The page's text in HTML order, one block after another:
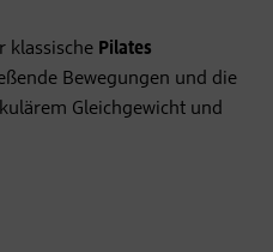
klassische Pilates
Bewegungen und die
Gleichgewicht und